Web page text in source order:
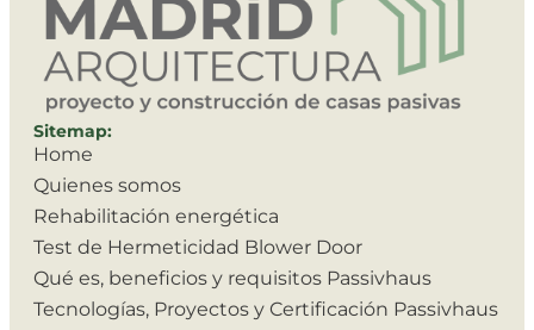
Sitemap:
Home
Quienes somos
Rehabilitación energética
Test de Hermeticidad Blower Door
Qué es, beneficios y requisitos Passivhaus
Tecnologías, Proyectos y Certificación Passivhaus